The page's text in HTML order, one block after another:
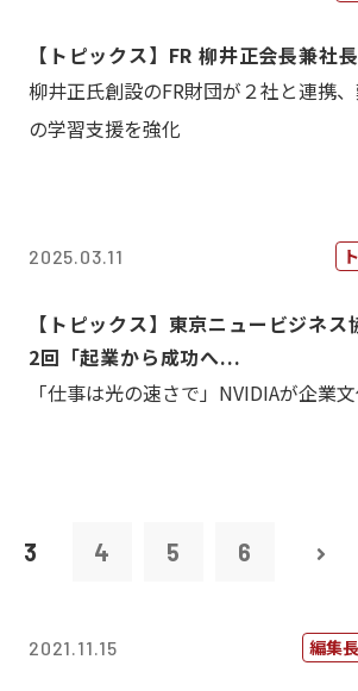
【トピックス】FR 柳井正会長兼社長
柳井正氏創設のFR財団が２社と連携
の学習支援を強化
2025.03.11
【トピックス】東京ニュービジネス
2回「起業から成功へ...
「仕事は光の速さで」NVIDIAが企業
3 4 5 6
2021.11.15 編集